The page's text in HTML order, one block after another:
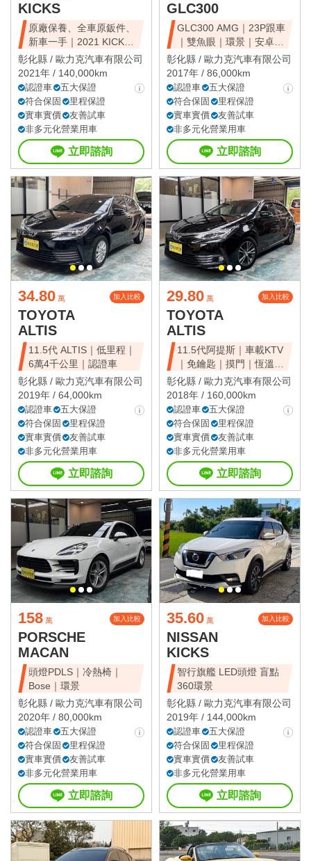
KICKS
原廠保養、全車原鈑件、
新車一手｜2021 KICKS
智行旗艦
彰化縣 / 歐力克汽車有限公司
2021年 / 140,000km
認證車
五大保證
符合保固
里程保證
實車實價
友善試車
非多元化營業用車
立即諮詢
GLC300
GLC300 AMG｜23P跟車
｜雙魚眼｜環景｜安卓｜
免鑰
彰化縣 / 歐力克汽車有限公司
2017年 / 86,000km
認證車
五大保證
符合保固
里程保證
實車實價
友善試車
非多元化營業用車
立即諮詢
34.80 萬 加入比較
TOYOTA
ALTIS
11.5代 ALTIS｜低里程｜
6萬4千公里｜認證車
彰化縣 / 歐力克汽車有限公司
2019年 / 64,000km
認證車
五大保證
符合保固
里程保證
實車實價
友善試車
非多元化營業用車
立即諮詢
29.80 萬 加入比較
TOYOTA
ALTIS
11.5代阿提斯｜車載KTV
｜免鑰匙｜摸門｜恆溫｜
全車原鈑件
彰化縣 / 歐力克汽車有限公司
2018年 / 160,000km
認證車
五大保證
符合保固
里程保證
實車實價
友善試車
非多元化營業用車
立即諮詢
158 萬 加入比較
PORSCHE
MACAN
頭燈PDLS｜冷熱椅｜
Bose｜環景
彰化縣 / 歐力克汽車有限公司
2020年 / 80,000km
認證車
五大保證
符合保固
里程保證
實車實價
友善試車
非多元化營業用車
立即諮詢
35.60 萬 加入比較
NISSAN
KICKS
智行旗艦 LED頭燈 盲點
360環景
彰化縣 / 歐力克汽車有限公司
2019年 / 144,000km
認證車
五大保證
符合保固
里程保證
實車實價
友善試車
非多元化營業用車
立即諮詢